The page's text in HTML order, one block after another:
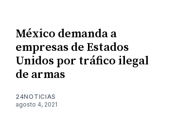
México demanda a
empresas de Estados
Unidos por tráfico ilegal
de armas
24NOTICIAS
agosto 4, 2021